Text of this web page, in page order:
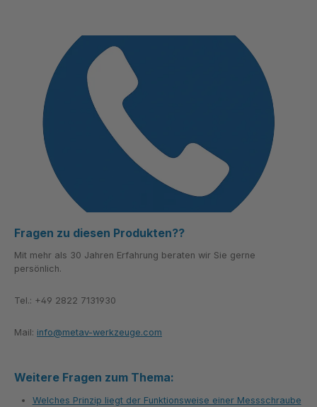
Fragen zu diesen Produkten??
Mit mehr als 30 Jahren Erfahrung beraten wir Sie gerne
persönlich.
Tel.: +49 2822 7131930
Mail: info@metav-werkzeuge.com
Weitere Fragen zum Thema:
Welches Prinzip liegt der Funktionsweise einer Messschraube